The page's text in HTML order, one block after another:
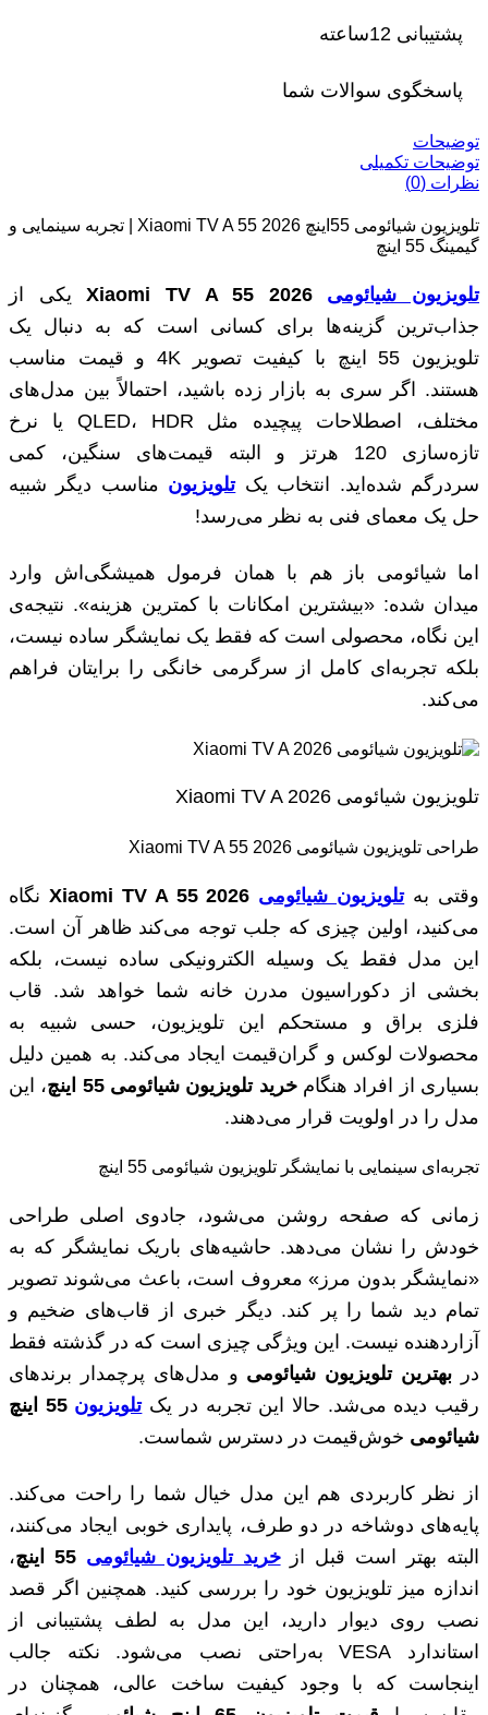
پشتیبانی 12ساعته
پاسخگوی سوالات شما
توضیحات
توضیحات تکمیلی
نظرات (0)
تلویزیون شیائومی 55اینچ Xiaomi TV A 55 2026 | تجربه سینمایی و
گیمینگ 55 اینچ
تلویزیون شیائومی Xiaomi TV A 55 2026
یکی از
جذاب‌ترین گزینه‌ها برای کسانی است که به دنبال یک
تلویزیون 55 اینچ با کیفیت تصویر 4K و قیمت مناسب
هستند. اگر سری به بازار زده باشید، احتمالاً بین مدل‌های
مختلف، اصطلاحات پیچیده مثل QLED، HDR یا نرخ
تازه‌سازی 120 هرتز و البته قیمت‌های سنگین، کمی
سردرگم شده‌اید. انتخاب یکتلویزیون مناسب دیگر شبیه
حل یک معمای فنی به نظر می‌رسد!
اما شیائومی باز هم با همان فرمول همیشگی‌اش وارد
میدان شده: «بیشترین امکانات با کمترین هزینه». نتیجه‌ی
این نگاه، محصولی است که فقط یک نمایشگر ساده نیست،
بلکه تجربه‌ای کامل از سرگرمی خانگی را برایتان فراهم
می‌کند.
تلویزیون شیائومی Xiaomi TV A 2026
طراحی تلویزیون شیائومی Xiaomi TV A 55 2026
وقتی بهتلویزیون شیائومی
نگاه
می‌کنید، اولین چیزی که جلب توجه می‌کند ظاهر آن است.
این مدل فقط یک وسیله الکترونیکی ساده نیست، بلکه
بخشی از دکوراسیون مدرن خانه شما خواهد شد. قاب
فلزی براق و مستحکم این تلویزیون، حسی شبیه به
محصولات لوکس و گران‌قیمت ایجاد می‌کند. به همین دلیل
بسیاری از افراد هنگامخرید تلویزیون شیائومی 55 اینچ
، این
مدل را در اولویت قرار می‌دهند.
تجربه‌ای سینمایی با نمایشگر تلویزیون شیائومی 55 اینچ
زمانی که صفحه روشن می‌شود، جادوی اصلی طراحی
خودش را نشان می‌دهد. حاشیه‌های باریک نمایشگر که به
«نمایشگر بدون مرز» معروف است، باعث می‌شوند تصویر
تمام دید شما را پر کند. دیگر خبری از قاب‌های ضخیم و
آزاردهنده نیست. این ویژگی چیزی است که در گذشته فقط
در بهترین تلویزیون شیائومی و مدل‌های پرچمدار برندهای
رقیب دیده می‌شد. حالا این تجربه در یکتلویزیون
55 اینچ
شیائومی خوش‌قیمت در دسترس شماست.
از نظر کاربردی هم این مدل خیال شما را راحت می‌کند.
پایه‌های دوشاخه در دو طرف، پایداری خوبی ایجاد می‌کنند،
البته بهتر است قبل ازخرید تلویزیون شیائومی 55 اینچ
،
اندازه میز تلویزیون خود را بررسی کنید. همچنین اگر قصد
نصب روی دیوار دارید، این مدل به لطف پشتیبانی از
استاندارد VESA به‌راحتی نصب می‌شود. نکته جالب
اینجاست که با وجود کیفیت ساخت عالی، همچنان در